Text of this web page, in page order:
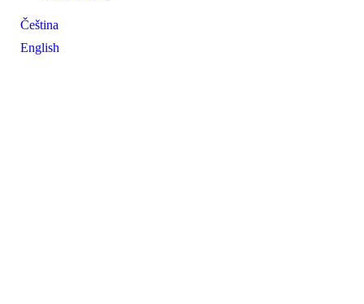
Čeština
English